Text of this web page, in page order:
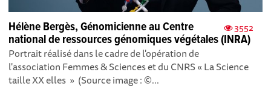
3552
Hélène Bergès, Génomicienne au Centre
national de ressources génomiques végétales (INRA)
Portrait réalisé dans le cadre de l'opération de
l'association Femmes & Sciences et du CNRS « La Science
taille XX elles » (Source image : ©...